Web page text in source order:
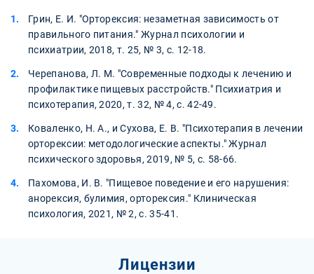
Грин, Е. И. "Орторексия: незаметная зависимость от
правильного питания." Журнал психологии и
психиатрии, 2018, т. 25, № 3, с. 12-18.
Черепанова, Л. М. "Современные подходы к лечению и
профилактике пищевых расстройств." Психиатрия и
психотерапия, 2020, т. 32, № 4, с. 42-49.
Коваленко, Н. А., и Сухова, Е. В. "Психотерапия в лечении
орторексии: методологические аспекты." Журнал
психического здоровья, 2019, № 5, с. 58-66.
Пахомова, И. В. "Пищевое поведение и его нарушения:
анорексия, булимия, орторексия." Клиническая
психология, 2021, № 2, с. 35-41.
Лицензии